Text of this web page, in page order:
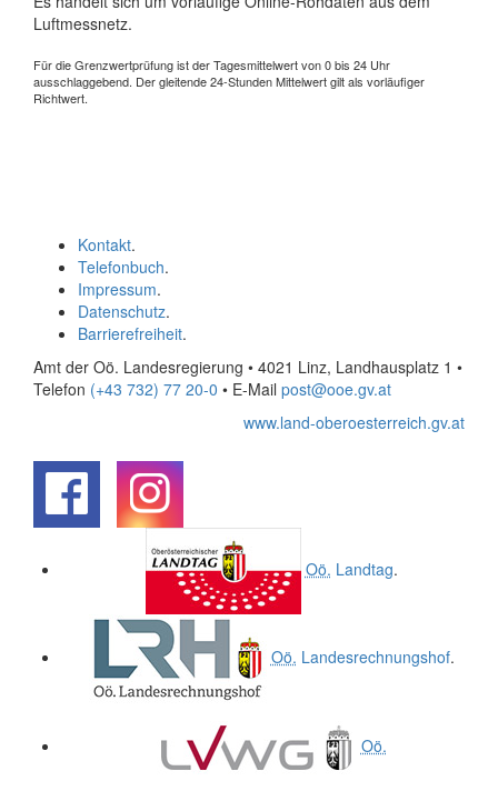
Luftmessnetz.
Für die Grenzwertprüfung ist der Tagesmittelwert von 0 bis 24 Uhr
ausschlaggebend. Der gleitende 24-Stunden Mittelwert gilt als vorläufiger
Richtwert.
Kontakt.
Telefonbuch.
Impressum.
Datenschutz.
Barrierefreiheit.
Amt der Oö. Landesregierung • 4021 Linz, Landhausplatz 1 •
Telefon (+43 732) 77 20-0 • E-Mail post@ooe.gv.at
www.land-oberoesterreich.gv.at
Oö. Landtag.
Oö. Landesrechnungshof.
Oö.